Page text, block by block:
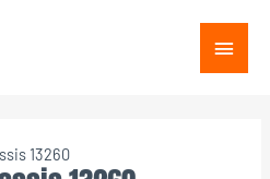
Menu
13260